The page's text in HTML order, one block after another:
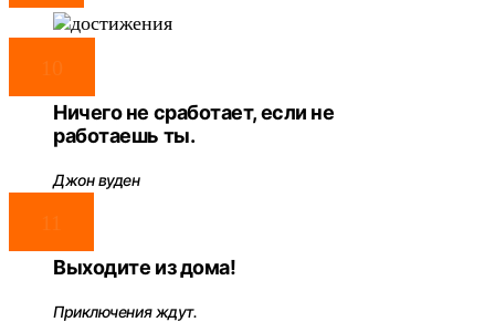
10
Ничего не сработает, если не
работаешь ты.
Джон вуден
11
Выходите из дома!
Приключения ждут.